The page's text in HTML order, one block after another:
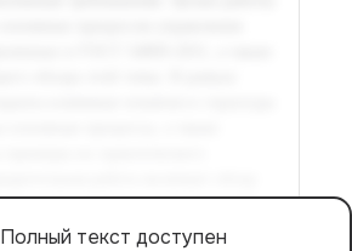
Полный текст доступен